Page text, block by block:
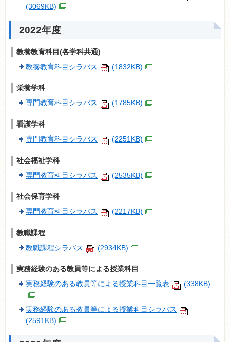
(3069KB)
2022年度
教養教育科目(各学科共通)
教養教育科目シラバス
(1832KB)
栄養学科
専門教育科目シラバス
(1785KB)
看護学科
専門教育科目シラバス
(2251KB)
社会福祉学科
専門教育科目シラバス
(2535KB)
社会保育学科
専門教育科目シラバス
(2217KB)
教職課程
教職課程シラバス
(2934KB)
実務経験のある教員等による授業科目
実務経験のある教員等による授業科目一覧表
(338KB)
実務経験のある教員等による授業科目シラバス
(2591KB)